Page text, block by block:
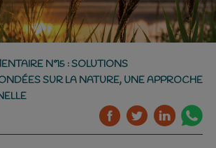
N°15 : SOLUTIONS
SUR LA NATURE, UNE APPROCHE